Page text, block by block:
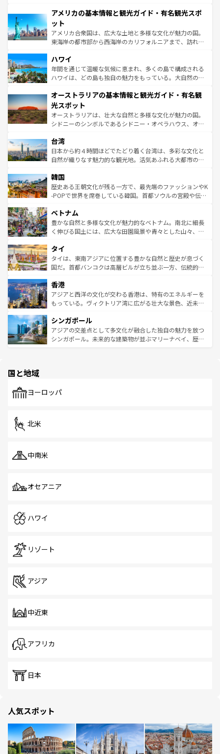
ンツ一覧を参照してほしい。
の建物がそのまま残る町や、スイスならではのユニークな
博物館もあり、アルプス観光だけでなく町歩きも満喫する
ことができる。国民の所得が高いため物価も高いが、旅行
者向けの交通パス提供のサービスもあり、うまく活用すれ
着のスイス情報は
アメリカの基本情報と観光ガイド・有名観光スポ
ット
アメリカ合衆国は、広大な土地と多様な文化が魅力の国。
東海岸の都市部から西海岸のカリフォルニアまで、訪れる
のような巨大都市は、観光、ショッピング、エンターテイ
ンメントが詰まった刺激的なスポットだ。一方、アメリカ
西部には大自然が広がり、グランドキャニオンやイエロー
部のニューオーリンズでは、音楽と美食が融合した独特の
文化が魅力。旅行者はアメリカの各地域で異なる魅力を楽
しみながら、その多様性と豊かな歴史を感じることができ
るだろう。車でのロードトリップや列車の旅も、アメリカ
情報は
ハワイ
年間を通じて温暖な気候に恵まれ、多くの島で構成される
ハワイは、どの島も独自の魅力をもっている。大自然の神
ワイ島は見逃せない。また、定番の観光地といえばオアフ
島だが、静かな自然を求めるならマウイ島やカウアイ島が
おすすめ。エメラルドグリーンに輝く海をはじめ、豊かな
文化や歴史が息づいている。「アロハスピリット」と呼ば
人々、おいしいローカルフードやハワイアンミュージッ
ク、伝統的なフラダンスなど、すべてがハワイの魅力を彩
っている。訪れるたびに新しい発見と感動が待っているハ
はコンテンツ一覧
オーストラリアの基本情報と観光ガイド・有名観
光スポット
オーストラリアは、壮大な自然と多様な文化が魅力の国。
シドニーのシンボルであるシドニー・オペラハウス、オー
リアリーフや大陸中央部にそびえるウルル（エアーズロッ
ク）、タスマニアの美しい原生林やケアンズの熱帯雨林な
ど、見どころがたくさん。また、カフェやワイン、オージ
いる。アクティビティも充実しており、サーフィンやダイ
ビング、ハイキングなど、アウトドア好きにはたまらな
い。オーストラリアの多彩な魅力を存分に味わいつくそ
参照してほしい。
台湾
日本から約４時間ほどでたどり着く台湾は、多彩な文化と
自然が織りなす魅力的な観光地。活気あふれる大都市の台
ン）、静ひつな山岳地帯である台湾東部など、都市の喧騒
と山間の静けさが共存しており、訪れる人に新しい発見と
驚きをもたらしてくれる。また、奥深い台湾の食文化も魅
容にもいいと評判のスイーツなど、バラエティ豊かな料理
が味わえる。 なお、新着の台湾情報は コンテンツ一覧を参
照してほしい。
韓国
歴史ある王朝文化が残る一方で、最先端のファッションやK
-POPで世界を席巻している韓国。首都ソウルの宮殿や伝統
き、地方に足を延ばせば四季折々の自然美を楽しむことが
できる。そして、キムチや焼肉、絶品のストリートフード
まで、さまざまな韓国料理が待っている。夜には、韓国な
リティに包まれながら、韓国の多彩な魅力を心ゆくまで味
わってみてほしい。 なお、新着の韓国情報はコンテンツ一
覧を参照してほしい。
ベトナム
豊かな自然と多様な文化が魅力的なベトナム。南北に細長
く伸びる国土には、広大な田園風景や青々とした山々、世
急速な発展と共に伝統が息づく。ハノイの古い町並みやホ
ーチミン市のフランス統治時代の建物も、独特の雰囲気を
醸し出している。また、バラエティの豊かさとおいしさで
とつ。フォーやバインミー、ベトナムコーヒーなどは、ぜ
ひ現地で味わいたい。どの地域を訪れてもあたたかい人々
が旅行者を迎えてくれるので、きっと忘れられない旅にな
参照してほしい。
タイ
タイは、東南アジアに位置する豊かな自然と歴史が息づく
国だ。首都バンコクは高層ビルが立ち並ぶ一方、伝統的な
の活気が交差している。北部ではチェンマイなどの山岳地
帯で自然と触れ合い、南部ではプーケットやクラビの美し
いビーチでリゾート気分を楽しむことができる。タイ料理
激する。気候は一年中温暖で、どの季節にも異なる楽しみ
が待っている。親しみやすいタイの人々、仏教を中心とし
た文化、そして多様な観光資源が、訪れる旅人を魅了し続
香港
アジアと西洋の文化が交わる香港は、特有のエネルギーを
もっている。ヴィクトリア湾に広がる壮大な景色、近未来
み、どこを訪れても感動するはず。観光スポットが密集し
ており、効率よく見どころを回れるのも魅力。息をのむよ
うな絶景から文化的な体験まで、香港を存分に楽しみ尽く
シンガポール
アジアの交差点として多文化が融合した独自の魅力を放つ
シンガポール。未来的な建築物が並ぶマリーナベイ、歴史
で、ホーカーズは地元の風情を楽しめる外せないスポット
国と地域
ヨーロッパ
北米
中南米
オセアニア
ハワイ
リゾート
アジア
中近東
アフリカ
日本
人気スポット